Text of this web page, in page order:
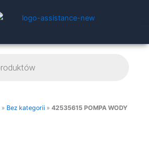
» Bez kategorii » 42535615 POMPA WODY